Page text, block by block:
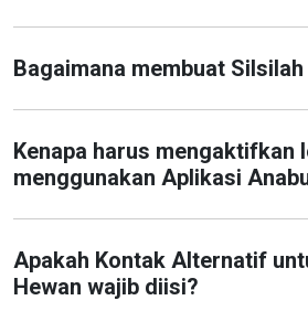
Bagaimana membuat
Kenapa harus mengaktifkan
menggunakan Aplikasi
Apakah Kontak Alternatif
Hewan wajib diisi?